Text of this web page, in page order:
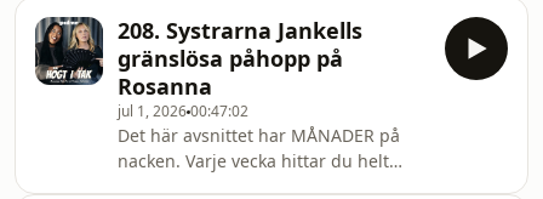
fortsättningen av mötet så signa upp
er på Podme för
torsdagsavsnittet!&nbsp;
208. Systrarna Jankells
gränslösa påhopp på
Rosanna
jul 1, 202600:47:02
Det här avsnittet har MÅNADER på
nacken. Varje vecka hittar du helt